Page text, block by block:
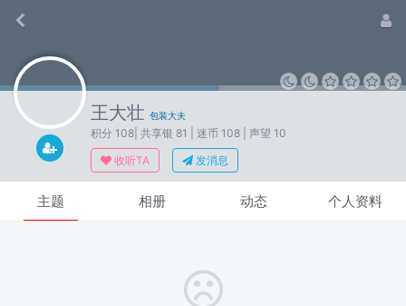
王大壮 包装大夫
积分 108 | 共享银 81 | 迷币 108
| 声望 10
收听TA
发消息
主题 相册 动态 个人资料